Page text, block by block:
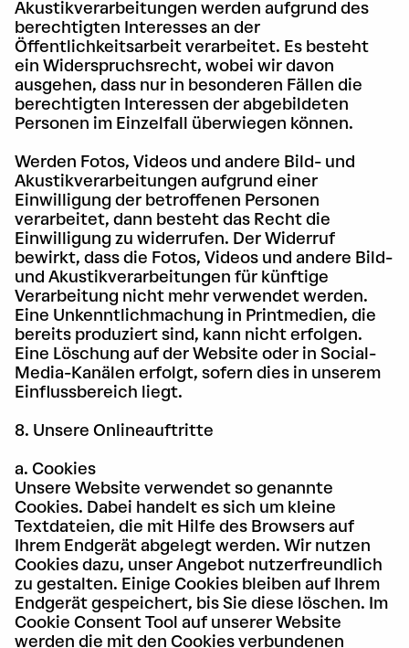
Akustikverarbeitungen werden aufgrund des
berechtigten Interesses an der
Öffentlichkeitsarbeit verarbeitet. Es besteht
ein Widerspruchsrecht, wobei wir davon
ausgehen, dass nur in besonderen Fällen die
berechtigten Interessen der abgebildeten
Personen im Einzelfall überwiegen können.
Werden Fotos, Videos und andere Bild- und
Akustikverarbeitungen aufgrund einer
Einwilligung der betroffenen Personen
verarbeitet, dann besteht das Recht die
Einwilligung zu widerrufen. Der Widerruf
bewirkt, dass die Fotos, Videos und andere Bild-
und Akustikverarbeitungen für künftige
Verarbeitung nicht mehr verwendet werden.
Eine Unkenntlichmachung in Printmedien, die
bereits produziert sind, kann nicht erfolgen.
Eine Löschung auf der Website oder in Social-
Media-Kanälen erfolgt, sofern dies in unserem
Einflussbereich liegt.
8. Unsere Onlineauftritte
a. Cookies
Unsere Website verwendet so genannte
Cookies. Dabei handelt es sich um kleine
Textdateien, die mit Hilfe des Browsers auf
Ihrem Endgerät abgelegt werden. Wir nutzen
Cookies dazu, unser Angebot nutzerfreundlich
zu gestalten. Einige Cookies bleiben auf Ihrem
Endgerät gespeichert, bis Sie diese löschen. Im
Cookie Consent Tool auf unserer Website
werden die mit den Cookies verbundenen